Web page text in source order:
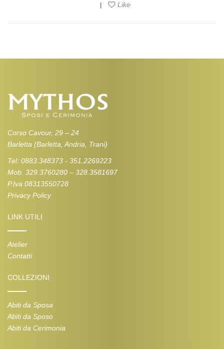
| Like
Corso Cavour, 29 – 24
Barletta (Barletta, Andria, Trani)
Tel: 0883.348373 - 351.2269223
Mob. 329.3760280 – 328.3581697
P.Iva 08313550728
Privacy Policy
LINK UTILI
Atelier
Contatti
COLLEZIONI
Abiti da Sposa
Abiti da Sposo
Abiti da Cerimonia